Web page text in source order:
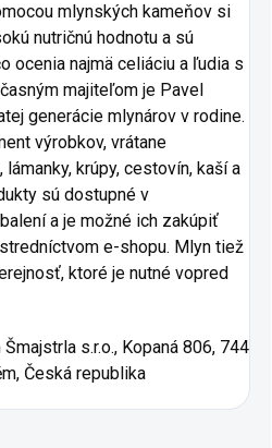
mlynských kameňov si
nutričnú hodnotu a sú
ocenia najmä celiáciu a ľudia s
majiteľom je Pavel
generácie mlynárov v rodine.
výrobkov, vrátane
krúpy, cestovín, kaší a
sú dostupné v
a je možné ich zakúpiť
e-shopu. Mlyn tiež
ktoré je nutné vopred
s.r.o., Kopaná 806, 744
Česká republika